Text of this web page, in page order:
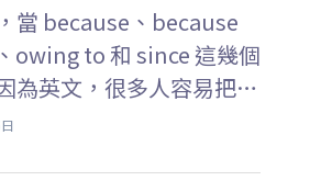
當 because、because
owing to 和 since 這幾個
為英文，很多人容易把它
，意思相同，但每個結